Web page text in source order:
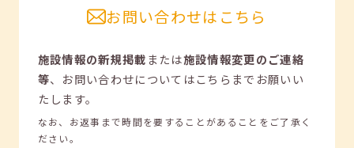
お問い合わせはこちら
施設情報の新規掲載または施設情報変更のご連絡
等、 お問い合わせについてはこちらまでお願いい
たします。
なお、お返事まで時間を要することがあることをご了承く
ださい。